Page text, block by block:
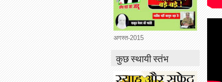
अगस्त-2015
कुछ स्थायी स्तंभ